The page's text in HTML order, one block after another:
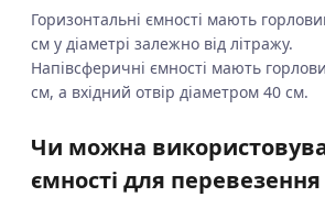
Горизонтальні ємності мають
см у діаметрі залежно від літражу.
Напівсферичні ємності мають
см, а вхідний отвір діаметром 40 см.
Чи можна
ємності для перевезення